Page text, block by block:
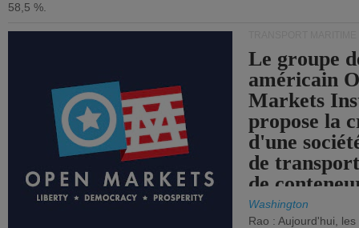
58,5 %.
Le groupe
américain
Markets
propose la
d'une
de
de
Washington
Rao : Aujourd'hui,